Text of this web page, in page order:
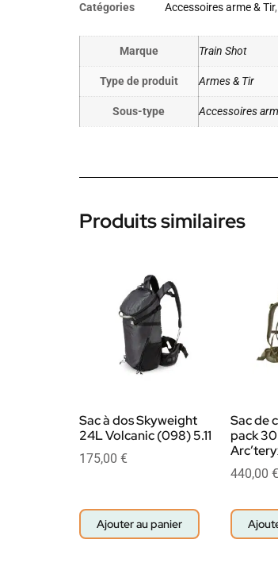
Catégories
Accessoires arme & Tir,
Marque Train Shot
Type de produit Armes & Tir
Sous-type Accessoires
Produits similaires
Sac à dos Skyweight
24L Volcanic (098) 5.11
175,00 €
Ajouter au panier
Sac de
pack
440,00€